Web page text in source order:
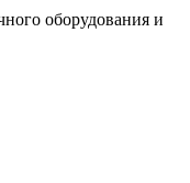
оборудования и